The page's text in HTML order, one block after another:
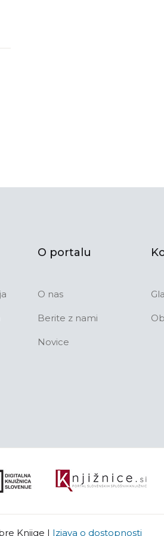
O portalu
O nas
Berite z nami
Novice
Knjige | Izjava o dostopnosti